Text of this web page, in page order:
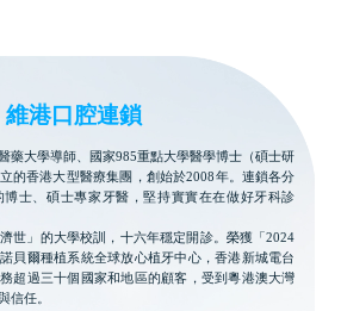
維港口腔連鎖
藥大學導師、國家985重點大學醫學博士（碩士研
的香港大型醫療集團，創始於2008年。連鎖各分
博士、碩士專家牙醫，堅持實實在在做好牙科診
世」的大學校訓，十六年穩定開診。榮獲「2024
貝爾種植系統全球放心植牙中心，香港新城電台
超過三十個國家和地區的顧客，受到粵港澳大灣
信任。